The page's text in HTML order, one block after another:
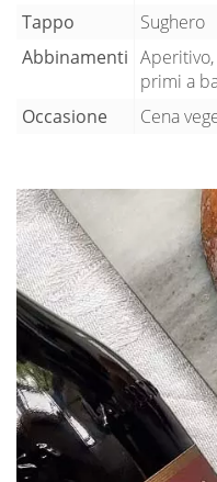
Tappo
Sughero
Abbinamenti
primi a
Occasione
Cena